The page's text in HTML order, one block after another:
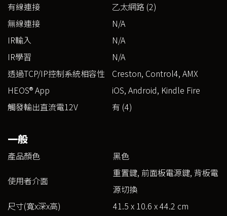
有線連接
乙太網路 (2)
無線連接
N/A
IR輸入
N/A
IR學習
N/A
透過TCP/IP控制系統相容性
Creston, Control4, AMX
HEOS® App
iOS, Android, Kindle Fire
觸發輸出直流電12V
有 (4)
一般
產品顏色 黑色
使用者介面
重置鍵, 前面板電源鍵, 背板電
源切換
尺寸(寬x深x高)
41.5 x 10.6 x 44.2 cm